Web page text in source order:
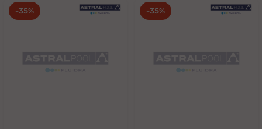
-35% -35%